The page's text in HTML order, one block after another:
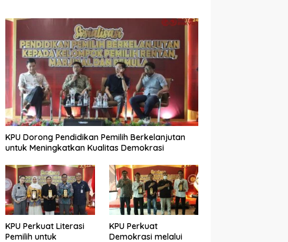
KPU Dorong Pendidikan Pemilih Berkelanjutan
untuk Meningkatkan Kualitas Demokrasi
KPU Perkuat Literasi
Pemilih untuk
KPU Perkuat
Demokrasi melalui